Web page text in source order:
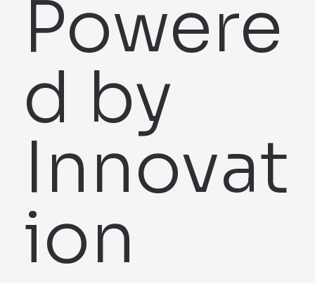
Powere
d by
Innovat
ion